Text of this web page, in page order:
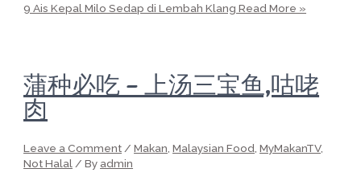
9 Ais Kepal Milo Sedap di Lembah Klang Read More »
蒲种必吃 – 上汤三宝鱼,咕咾
肉
Leave a Comment /Makan ,Malaysian Food ,MyMakanTV,
Not Halal / By admin